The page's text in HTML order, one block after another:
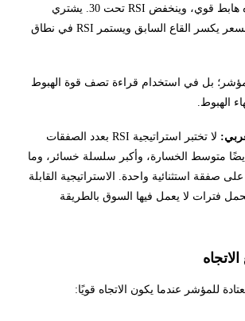
يتحرك أصل في اتجاه هابط قوي، وينخفض RSI تحت 30. يشتري
المتداول فورًا، لكن السعر يكسر القاع السابق ويستمر RSI في نطاق
بل في استخدام قراءة تصف قوة الهبوط
الهبوط.
لا تختبر استراتيجية RSI بعدد الصفقات
متوسط الخسارة، وأكبر سلسلة خسائر، وما
على صفقة استثنائية واحدة. الاستراتيجية القابلة
فترات لا يعمل فيها السوق بالطريقة
للمؤشر عندما يكون الاتجاه قويًا: